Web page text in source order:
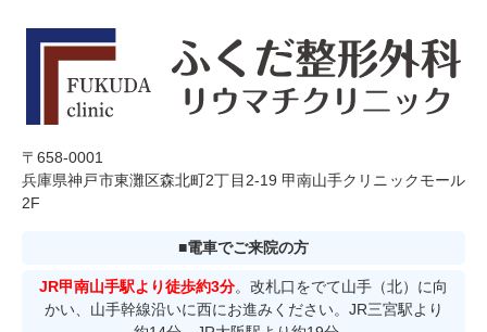
〒658-0001
兵庫県神戸市東灘区森北町2丁目2-19 甲南山手クリニックモール
2F
■電車でご来院の方
JR甲南山手駅より徒歩約3分。改札口をでて山手（北）に向
かい、山手幹線沿いに西にお進みください。JR三宮駅より